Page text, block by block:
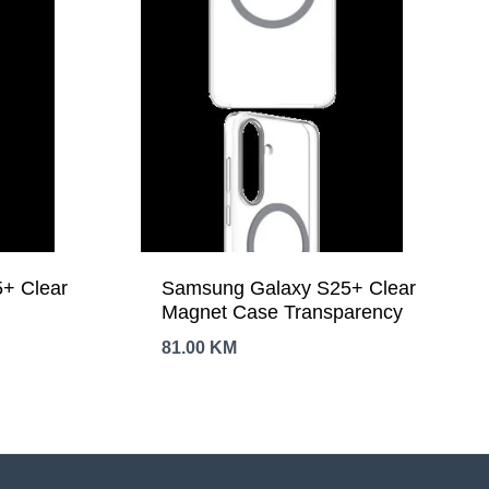
Clear
Samsung Galaxy S25+ Clear
Magnet Case Transparency
81.00 KM